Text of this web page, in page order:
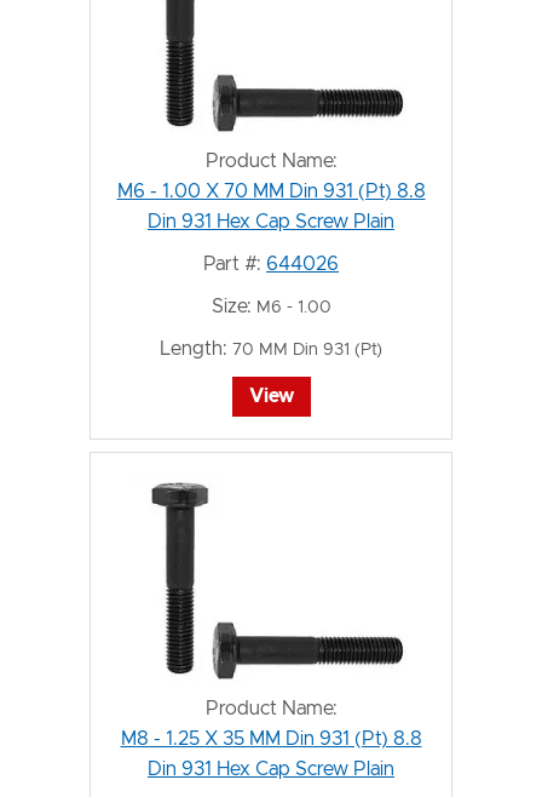
Product Name:
M6 - 1.00 X 70 MM Din 931 (Pt) 8.8
Din 931 Hex Cap Screw Plain
Part #: 644026
Size: M6 - 1.00
Length: 70 MM Din 931 (Pt)
View
Product Name:
M8 - 1.25 X 35 MM Din 931 (Pt) 8.8
Din 931 Hex Cap Screw Plain